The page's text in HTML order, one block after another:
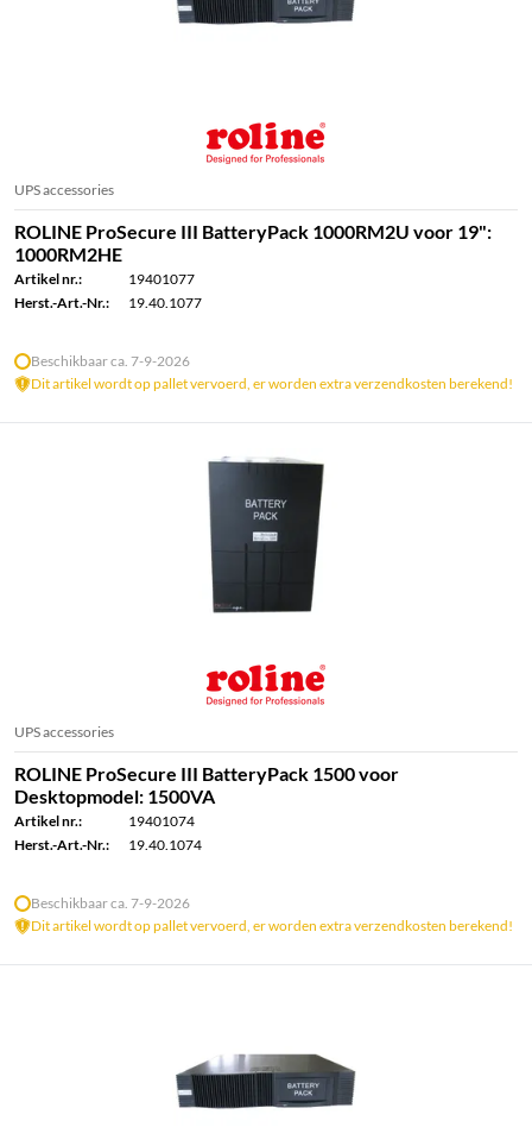
UPS accessories
ROLINE ProSecure III BatteryPack 1000RM2U voor 19":
1000RM2HE
Artikel nr.:
19401077
Herst.-Art.-Nr.:
19.40.1077
Beschikbaar ca. 7-9-2026
Dit artikel wordt op pallet vervoerd, er worden extra verzendkosten berekend!
UPS accessories
ROLINE ProSecure III BatteryPack 1500 voor
Desktopmodel: 1500VA
Artikel nr.:
19401074
Herst.-Art.-Nr.:
19.40.1074
Beschikbaar ca. 7-9-2026
Dit artikel wordt op pallet vervoerd, er worden extra verzendkosten berekend!